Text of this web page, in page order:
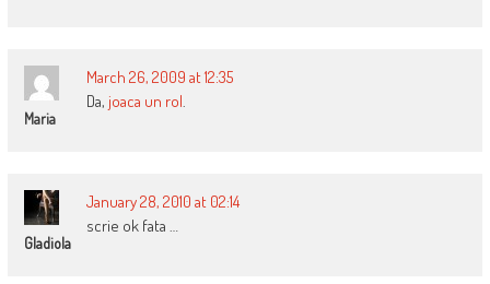
Maria
March 26, 2009 at 12:35
Da, joaca un rol.
Gladiola
January 28, 2010 at 02:14
scrie ok fata …